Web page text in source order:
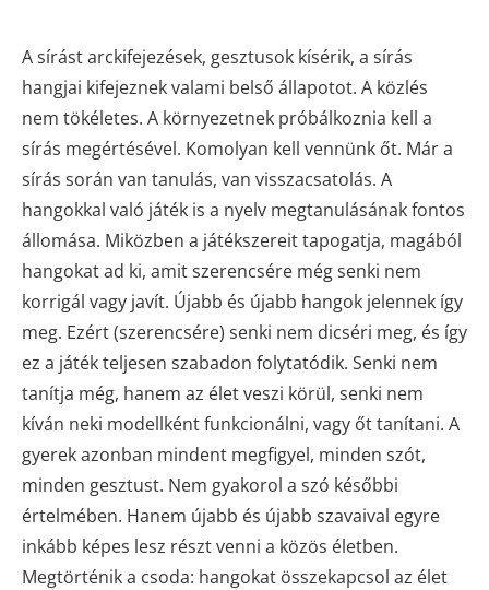
A sírást arckifejezések, gesztusok kísérik, a sírás
hangjai kifejeznek valami belső állapotot. A közlés
nem tökéletes. A környezetnek próbálkoznia kell a
sírás megértésével. Komolyan kell vennünk őt. Már a
sírás során van tanulás, van visszacsatolás. A
hangokkal való játék is a nyelv megtanulásának fontos
állomása. Miközben a játékszereit tapogatja, magából
hangokat ad ki, amit szerencsére még senki nem
korrigál vagy javít. Újabb és újabb hangok jelennek így
meg. Ezért (szerencsére) senki nem dicséri meg, és így
ez a játék teljesen szabadon folytatódik. Senki nem
tanítja még, hanem az élet veszi körül, senki nem
kíván neki modellként funkcionálni, vagy őt tanítani. A
gyerek azonban mindent megfigyel, minden szót,
minden gesztust. Nem gyakorol a szó későbbi
értelmében. Hanem újabb és újabb szavaival egyre
inkább képes lesz részt venni a közös életben.
Megtörténik a csoda: hangokat összekapcsol az élet